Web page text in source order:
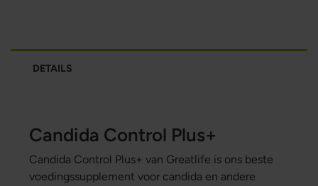
DETAILS
Candida Control Plus+
Candida Control Plus+ van Greatlife is ons beste
voedingssupplement voor candida en andere